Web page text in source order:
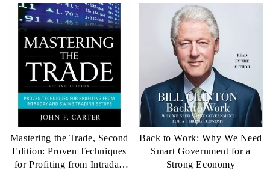
Mastering the Trade, Second
Edition: Proven Techniques
for Profiting from Intraday
Back to Work: Why We Need
Smart Government for a
Strong Economy